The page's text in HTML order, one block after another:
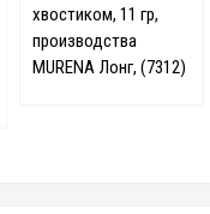
хвостиком, 11 гр,
производства
MURENA Лонг, (7312)